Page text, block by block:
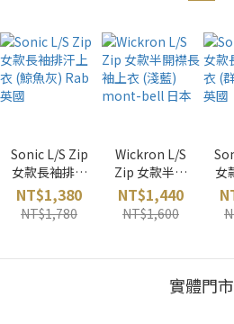
Sonic L/S Zip
女款長袖排汗
上衣 (鯨魚灰)
Rab 英國
NT$1,380
NT$1,780
Wickron L/S
Zip 女款半開
襟長袖上衣
(淺藍) mont-
bell 日本
NT$1,440
NT$1,600
女
實體門市